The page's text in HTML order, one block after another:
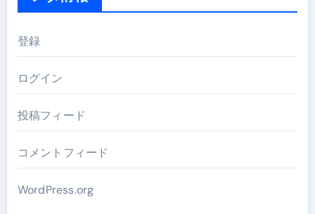
登録
ログイン
投稿フィード
コメントフィード
WordPress.org